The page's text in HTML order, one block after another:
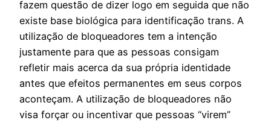
fazem questão de dizer logo em seguida que não
existe base biológica para identificação trans. A
utilização de bloqueadores tem a intenção
justamente para que as pessoas consigam
refletir mais acerca da sua própria identidade
antes que efeitos permanentes em seus corpos
aconteçam. A utilização de bloqueadores não
visa forçar ou incentivar que pessoas “virem”